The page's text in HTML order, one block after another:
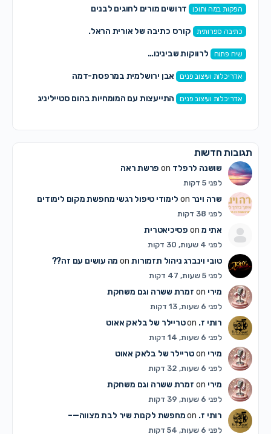
הפקות במה ותוכן דרושים מורים לחוגים לבנים
כתיבה ספרותית קורס כתיבה של אורית הראל.
שיח פתוח לרווקות שבינינו…
אדריכלות ועיצוב פנים אבן ירושלמית במרפסת-דמה
אדריכלות ועיצוב פנים התייעצות עם המומחיות בהום סטייליניג
תגובות חדשות
שושנה לרפלדon פרשת ראה
לפני 5 דקות
שרה וינרon לימודי טיפול רגשי מחפשת מקום לימודים
לפני 38 דקות
אתי מon פסיכיאטרית
לפני 4 שעות, 30 דקות
טובי וינברג ניהול תזמורותon מה עושים עם זה??
לפני 5 שעות, 47 דקות
מיריon זמרת ששרה וגם משחקת
לפני 6 שעות, 13 דקות
רותי ז.on טריילר של בלאק אאוט
לפני 6 שעות, 14 דקות
מיריon טריילר של בלאק אאוט
לפני 6 שעות, 32 דקות
מיריon זמרת ששרה וגם משחקת
לפני 6 שעות, 39 דקות
רותי ז.on מחפשת לקנות שיר לבת מצווה—–
לפני 6 שעות, 54 דקות